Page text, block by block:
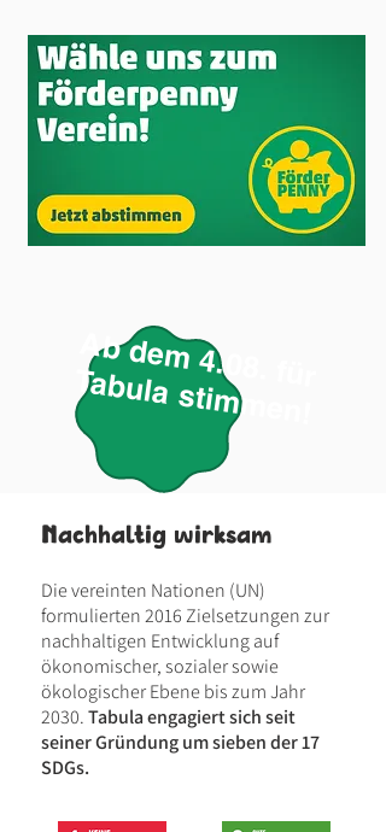
A
b
d
e
m
4
.0
8
. fü
r
T
ab
u
la
s
tim
m
e
n
!
Nachhaltig wirksam
Die vereinten Nationen (UN)
formulierten 2016 Zielsetzungen zur
nachhaltigen Entwicklung auf
ökonomischer, sozialer sowie
ökologischerEbene bis zum Jahr
2030.Tabula engagiert sich seit
seiner Gründung umsieben der 17
SDGs.